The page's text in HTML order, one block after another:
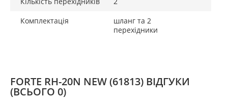
Комплектація
шланг та 2
перехідники
FORTE RH-20N NEW (61813) ВІДГУКИ
(ВСЬОГО 0)